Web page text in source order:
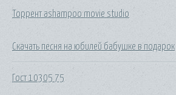
Торрент ashampoo movie studio
Скачать песня на юбилей бабушке в подарок
Гост 10305 75